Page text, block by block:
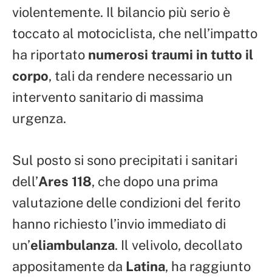
violentemente. Il bilancio più serio è
toccato al motociclista, che nell’impatto
ha riportato numerosi traumi in tutto il
corpo, tali da rendere necessario un
intervento sanitario di massima
urgenza.
Sul posto si sono precipitati i sanitari
dell’Ares 118, che dopo una prima
valutazione delle condizioni del ferito
hanno richiesto l’invio immediato di
un’eliambulanza. Il velivolo, decollato
appositamente da Latina, ha raggiunto